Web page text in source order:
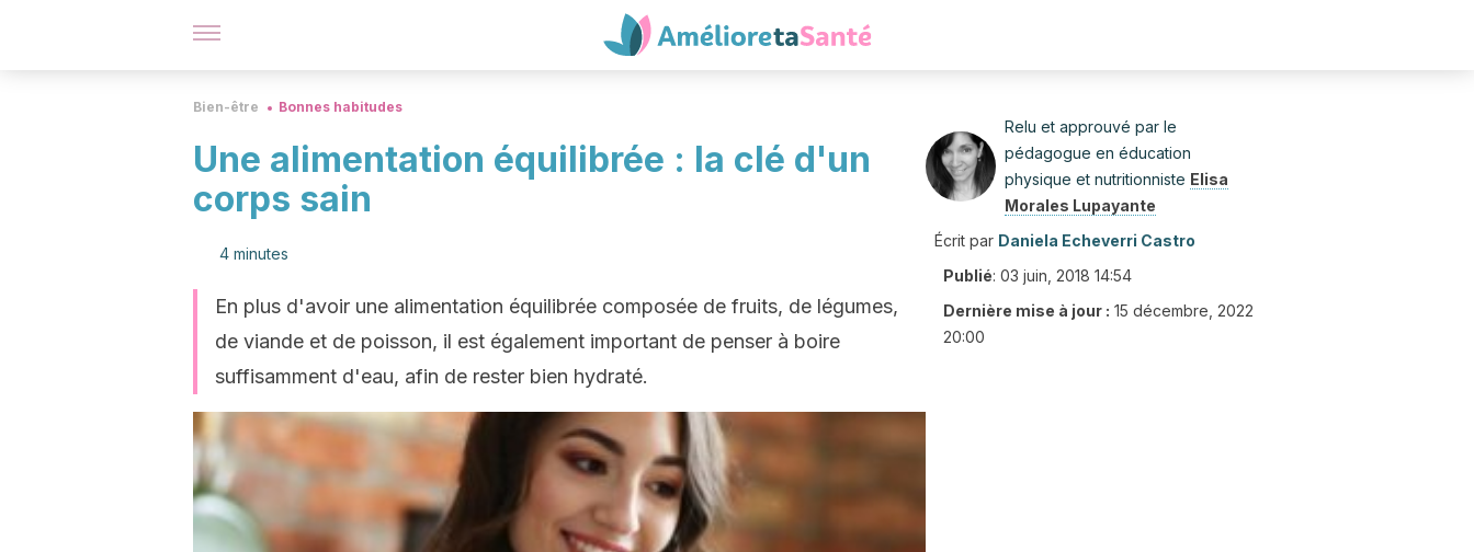
Bien-être Bonnes habitudes
Une alimentation équilibrée : la clé d'un
corps sain
4 minutes
En plus d'avoir une alimentation équilibrée composée de fruits, de légumes,
de viande et de poisson, il est également important de penser à boire
suffisamment d'eau, afin de rester bien hydraté.
Relu et approuvé par le
pédagogue en éducation
physique et nutritionniste Elisa
Morales Lupayante
Écrit par Daniela Echeverri Castro
Publié: 03 juin, 2018 14:54
Dernière mise à jour : 15 décembre, 2022
20:00